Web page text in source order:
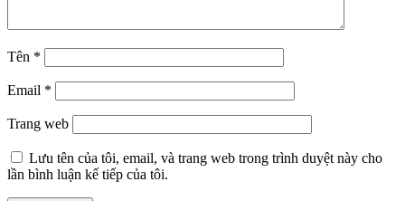
Tên *
Email *
Trang web
Lưu tên của tôi, email, và trang web trong trình duyệt này cho
lần bình luận kế tiếp của tôi.